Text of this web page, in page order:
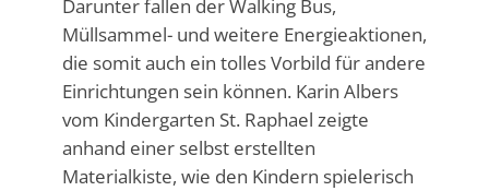
Darunter fallen der Walking Bus,
Müllsammel- und weitere Energieaktionen,
die somit auch ein tolles Vorbild für andere
Einrichtungen sein können. Karin Albers
vom Kindergarten St. Raphael zeigte
anhand einer selbst erstellten
Materialkiste, wie den Kindern spielerisch